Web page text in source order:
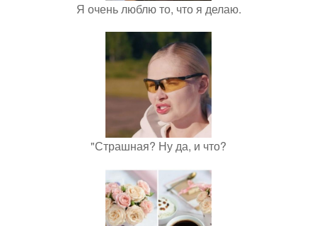
Я очень люблю то, что я делаю.
"Страшная? Ну да, и что?